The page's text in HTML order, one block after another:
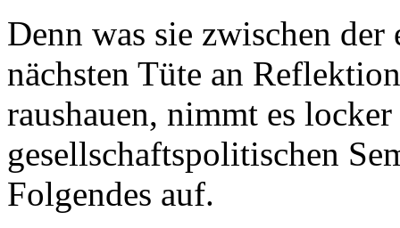
Denn was sie zwischen
nächsten Tüte an
raushauen, nimmt es
gesellschaftspolitischen
Folgendes auf.